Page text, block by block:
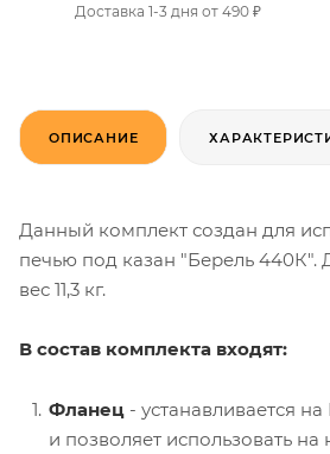
Доставка 1-3 дня от 490 ₽
ОПИСАНИЕ
Данный комплект создан для
печью под казан "Берель 440К".
вес 11,3 кг.
В состав комплекта входят:
Фланец - устанавливается
и позволяет использовать